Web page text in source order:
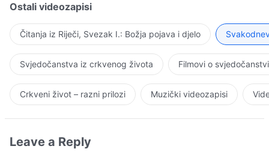
Ostali videozapisi
Čitanja iz Riječi, Svezak I.: Božja pojava i djelo
Svjedočanstva iz crkvenog života Filmovi o
Crkveni život – razni prilozi Muzički videozapisi
Leave a Reply